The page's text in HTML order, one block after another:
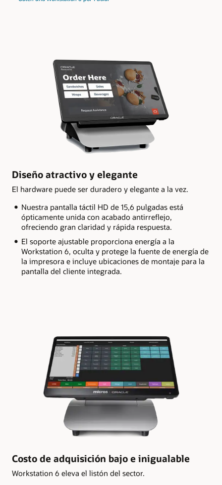
Diseño atractivo y elegante
El hardware puede ser duradero y elegante a la vez.
Nuestra pantalla táctil HD de 15,6 pulgadas está
ópticamente unida con acabado antirreflejo,
ofreciendo gran claridad y rápida respuesta.
El soporte ajustable proporciona energía a la
Workstation 6, oculta y protege la fuente de energía de
la impresora e incluye ubicaciones de montaje para la
pantalla del cliente integrada.
Costo de adquisición bajo e inigualable
Workstation 6 eleva el listón del sector.